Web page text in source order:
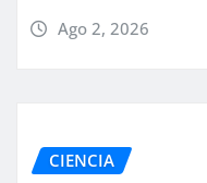
Ago 2, 2026
CIENCIA